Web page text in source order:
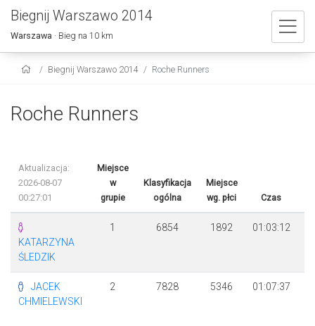
Biegnij Warszawo 2014
Warszawa · Bieg na 10 km
Biegnij Warszawo 2014 Roche Runners
Roche Runners
Aktualizacja:
2026-08-07
00:27:01
Miejsce
w
grupie
Klasyfikacja
ogólna
Miejsce
wg. płci
Czas
KATARZYNA
ŚLEDZIK
1 6854 1892 01:03:12
JACEK
CHMIELEWSKI
2 7828 5346 01:07:37